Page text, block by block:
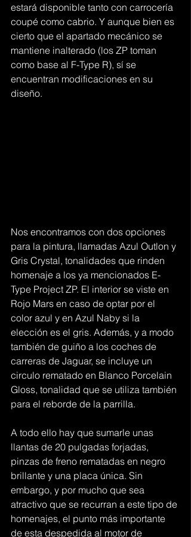
estará disponible tanto con carrocería
coupé como cabrio. Y aunque bien es
cierto que el apartado mecánico se
mantiene inalterado (los ZP toman
como base al F-Type R), sí se
encuentran modificaciones en su
diseño.
Nos encontramos con dos opciones
para la pintura, llamadas Azul Outlon y
Gris Crystal, tonalidades que rinden
homenaje a los ya mencionados E-
Type Project ZP. El interior se viste en
Rojo Mars en caso de optar por el
color azul y en Azul Naby si la
elección es el gris. Además, y a modo
también de guiño a los coches de
carreras de Jaguar, se incluye un
circulo rematado en Blanco Porcelain
Gloss, tonalidad que se utiliza también
para el reborde de la parrilla.
A todo ello hay que sumarle unas
llantas de 20 pulgadas forjadas,
pinzas de freno rematadas en negro
brillante y una placa única. Sin
embargo, y por mucho que sea
atractivo que se recurran a este tipo de
homenajes, el punto más importante
de esta despedida al motor de